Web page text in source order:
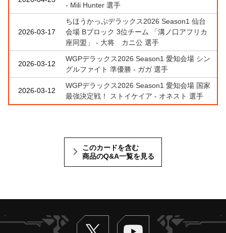
- Mili Hunter 選手
2026-03-17
ちほうかっぷデラックス2026 Season1 仙台
会場 Bブロック 3位チーム 「溝ノ口アフリカ
座同盟」 - 大将 カニ公 選手
2026-03-12
WGPデラックス2026 Season1 愛知会場 シン
グルファイト 準優勝 - ガガ 選手
2026-03-12
WGPデラックス2026 Season1 愛知会場 国家
最強決定戦！ ストイケイア - オネスト 選手
このカードを含む
商品のQ&A一覧を見る
Twitter ヴァンガードch